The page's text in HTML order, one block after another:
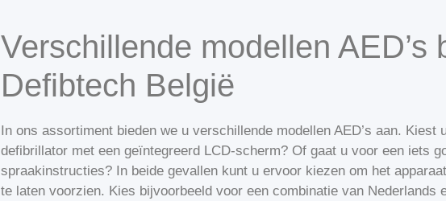
Verschillende modellen AED’s
Defibtech België
In ons assortiment bieden we u verschillende modellen AED’s aan. Kiest
defibrillator met een geïntegreerd LCD-scherm? Of gaat u voor een iets
spraakinstructies? In beide gevallen kunt u ervoor kiezen om het
te laten voorzien. Kies bijvoorbeeld voor een combinatie van Nederlands